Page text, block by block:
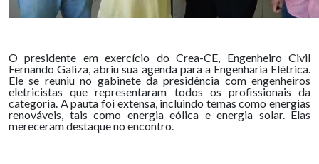
O presidente em exercício do Crea-CE, Engenheiro Civil
Fernando Galiza, abriu sua agenda para a Engenharia Elétrica.
Ele se reuniu no gabinete da presidência com engenheiros
eletricistas que representaram todos os profissionais da
categoria. A pauta foi extensa, incluindo temas como energias
renováveis, tais como energia eólica e energia solar. Elas
mereceram destaque no encontro.